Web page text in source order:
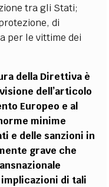
tra gli Stati;
di
per le vittime dei
della Direttiva è
dell’articolo
Europeo e al
minime
e delle sanzioni in
grave che
di tali